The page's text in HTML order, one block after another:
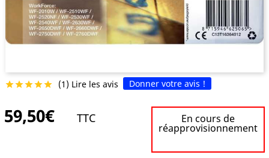
 (1) Lire les avis Donner votre avis !
59,50€ TTC En cours de
réapprovisionnement